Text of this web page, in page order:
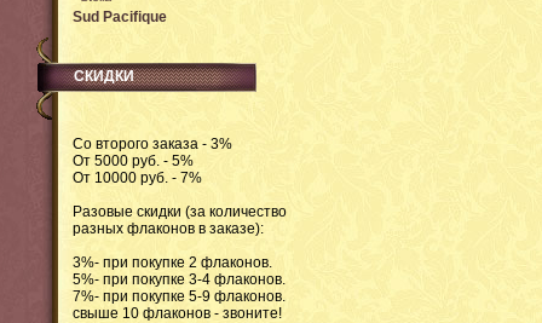
Sud Pacifique
СКИДКИ
Со второго заказа - 3%
От 5000 руб. - 5%
От 10000 руб. - 7%
Разовые скидки (за количество
разных флаконов в заказе):
3%- при покупке 2 флаконов.
5%- при покупке 3-4 флаконов.
7%- при покупке 5-9 флаконов.
свыше 10 флаконов - звоните!